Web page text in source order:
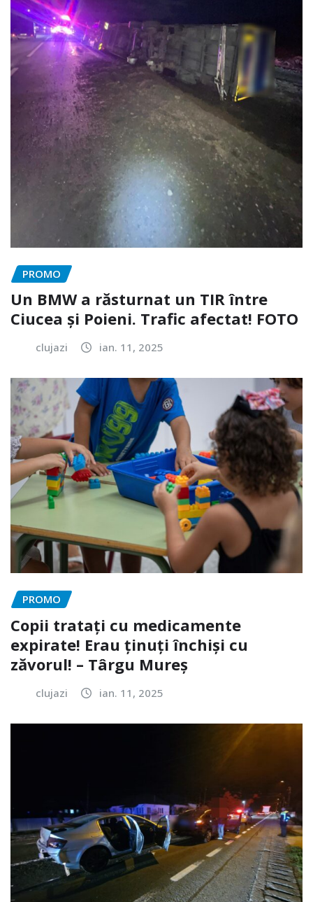
PROMO
Un BMW a răsturnat un TIR între
Ciucea și Poieni. Trafic afectat! FOTO
clujazi ian. 11, 2025
PROMO
Copii tratați cu medicamente
expirate! Erau ținuți închiși cu
zăvorul! – Târgu Mureș
clujazi ian. 11, 2025